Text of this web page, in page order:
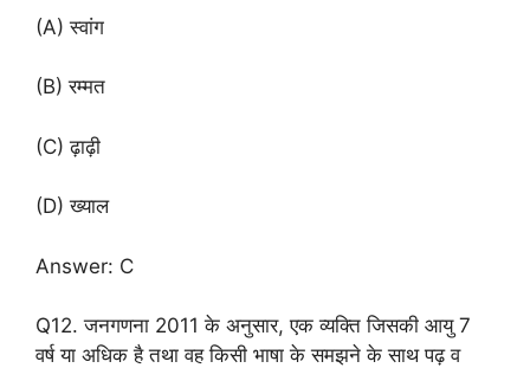
(A) स्वांग
(B) रम्मत
(C) ढ़ाढ़ी
(D) ख्याल
Answer: C
Q12. जनगणना 2011 के अनुसार, एक व्यक्ति जिसकी आयु 7
वर्ष या अधिक है तथा वह किसी भाषा के समझने के साथ पढ़ व